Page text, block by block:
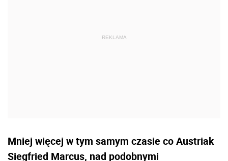
Mniej więcej w tym samym czasie co Austriak
Siegfried Marcus, nad podobnymi